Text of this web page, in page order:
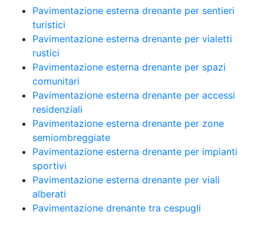
Pavimentazione esterna drenante per sentieri
turistici
Pavimentazione esterna drenante per vialetti
rustici
Pavimentazione esterna drenante per spazi
comunitari
Pavimentazione esterna drenante per accessi
residenziali
Pavimentazione esterna drenante per zone
semiombreggiate
Pavimentazione esterna drenante per impianti
sportivi
Pavimentazione esterna drenante per viali
alberati
Pavimentazione drenante tra cespugli